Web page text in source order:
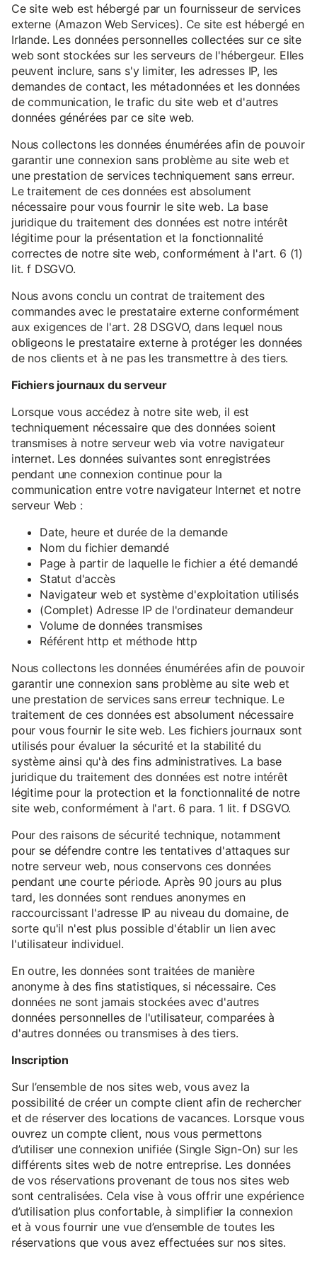
Ce site web est hébergé par un fournisseur de services
externe (Amazon Web Services). Ce site est hébergé en
Irlande. Les données personnelles collectées sur ce site
web sont stockées sur les serveurs de l'hébergeur. Elles
peuvent inclure, sans s'y limiter, les adresses IP, les
demandes de contact, les métadonnées et les données
de communication, le trafic du site web et d'autres
données générées par ce site web.
Nous collectons les données énumérées afin de pouvoir
garantir une connexion sans problème au site web et
une prestation de services techniquement sans erreur.
Le traitement de ces données est absolument
nécessaire pour vous fournir le site web. La base
juridique du traitement des données est notre intérêt
légitime pour la présentation et la fonctionnalité
correctes de notre site web, conformément à l'art. 6 (1)
lit. f DSGVO.
Nous avons conclu un contrat de traitement des
commandes avec le prestataire externe conformément
aux exigences de l'art. 28 DSGVO, dans lequel nous
obligeons le prestataire externe à protéger les données
de nos clients et à ne pas les transmettre à des tiers.
Fichiers journaux du serveur
Lorsque vous accédez à notre site web, il est
techniquement nécessaire que des données soient
transmises à notre serveur web via votre navigateur
internet. Les données suivantes sont enregistrées
pendant une connexion continue pour la
communication entre votre navigateur Internet et notre
serveur Web :
Date, heure et durée de la demande
Nom du fichier demandé
Page à partir de laquelle le fichier a été demandé
Statut d'accès
Navigateur web et système d'exploitation utilisés
(Complet) Adresse IP de l'ordinateur demandeur
Volume de données transmises
Référent http et méthode http
Nous collectons les données énumérées afin de pouvoir
garantir une connexion sans problème au site web et
une prestation de services sans erreur technique. Le
traitement de ces données est absolument nécessaire
pour vous fournir le site web. Les fichiers journaux sont
utilisés pour évaluer la sécurité et la stabilité du
système ainsi qu'à des fins administratives. La base
juridique du traitement des données est notre intérêt
légitime pour la protection et la fonctionnalité de notre
site web, conformément à l'art. 6 para. 1 lit. f DSGVO.
Pour des raisons de sécurité technique, notamment
pour se défendre contre les tentatives d'attaques sur
notre serveur web, nous conservons ces données
pendant une courte période. Après 90 jours au plus
tard, les données sont rendues anonymes en
raccourcissant l'adresse IP au niveau du domaine, de
sorte qu'il n'est plus possible d'établir un lien avec
l'utilisateur individuel.
En outre, les données sont traitées de manière
anonyme à des fins statistiques, si nécessaire. Ces
données ne sont jamais stockées avec d'autres
données personnelles de l'utilisateur, comparées à
d'autres données ou transmises à des tiers.
Inscription
Sur l’ensemble de nos sites web, vous avez la
possibilité de créer un compte client afin de rechercher
et de réserver des locations de vacances. Lorsque vous
ouvrez un compte client, nous vous permettons
d’utiliser une connexion unifiée (Single Sign-On) sur les
différents sites web de notre entreprise. Les données
de vos réservations provenant de tous nos sites web
sont centralisées. Cela vise à vous offrir une expérience
d’utilisation plus confortable, à simplifier la connexion
et à vous fournir une vue d’ensemble de toutes les
réservations que vous avez effectuées sur nos sites.